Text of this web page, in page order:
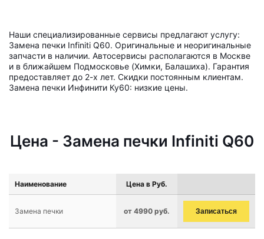
Наши специализированные сервисы предлагают услугу:
Замена печки Infiniti Q60. Оригинальные и неоригинальные
запчасти в наличии. Автосервисы располагаются в Москве
и в ближайшем Подмосковье (Химки, Балашиха). Гарантия
предоставляет до 2-х лет. Скидки постоянным клиентам.
Замена печки Инфинити Ку60: низкие цены.
Цена - Замена печки Infiniti Q60
Наименование Цена в Руб.
Замена печки от 4990 руб. Записаться